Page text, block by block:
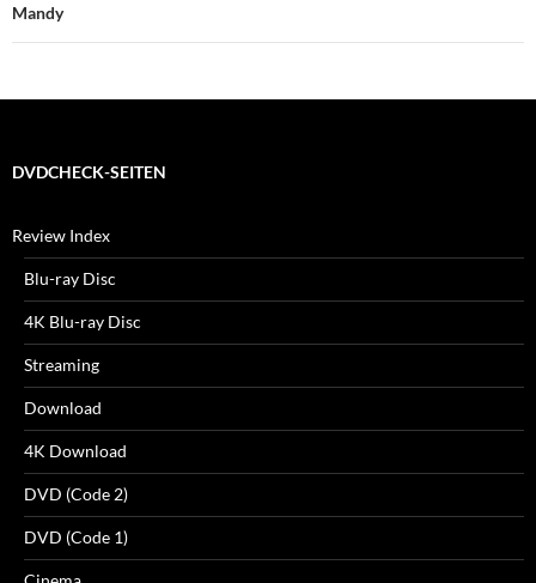
Mandy
DVDCHECK-SEITEN
Review Index
Blu-ray Disc
4K Blu-ray Disc
Streaming
Download
4K Download
DVD (Code 2)
DVD (Code 1)